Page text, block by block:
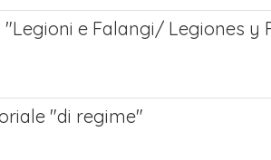
e Falangi/ Legiones y
"di regime"